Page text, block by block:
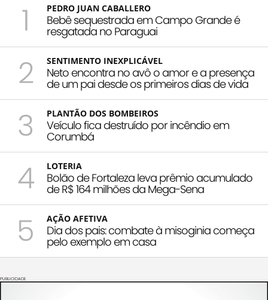
1 PEDRO JUAN CABALLERO
Bebê sequestrada em Campo Grande é
resgatada no Paraguai
2 SENTIMENTO INEXPLICÁVEL
Neto encontra no avô o amor e a presença
de um pai desde os primeiros dias de vida
3 PLANTÃO DOS BOMBEIROS
Veículo fica destruído por incêndio em
Corumbá
4 LOTERIA
Bolão de Fortaleza leva prêmio acumulado
de R$ 164 milhões da Mega-Sena
5 AÇÃO AFETIVA
Dia dos pais: combate à misoginia começa
pelo exemplo em casa
PUBLICIDADE